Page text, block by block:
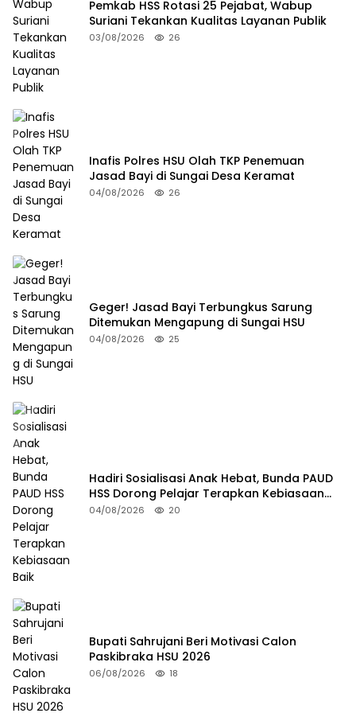
Pemkab HSS Rotasi 25 Pejabat, Wabup
Suriani Tekankan Kualitas Layanan Publik
03/08/2026 26
Inafis Polres HSU Olah TKP Penemuan
Jasad Bayi di Sungai Desa Keramat
04/08/2026 26
Geger! Jasad Bayi Terbungkus Sarung
Ditemukan Mengapung di Sungai HSU
04/08/2026 25
Hadiri Sosialisasi Anak Hebat, Bunda PAUD
HSS Dorong Pelajar Terapkan Kebiasaan
Baik
04/08/2026 20
Bupati Sahrujani Beri Motivasi Calon
Paskibraka HSU 2026
06/08/2026 18